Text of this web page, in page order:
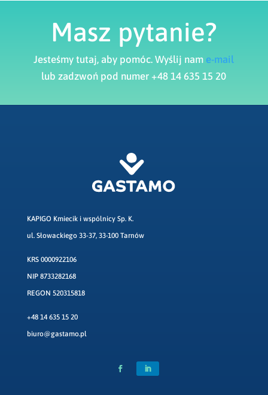
Masz pytanie?
Jesteśmy tutaj, aby pomóc. Wyślij nam e-mail
lub zadzwoń pod numer +48 14 635 15 20
KAPIGO Kmiecik i wspólnicy Sp. K.
ul. Słowackiego 33-37, 33-100 Tarnów
KRS 0000922106
NIP 8733282168
REGON 520315818
+48 14 635 15 20
biuro@gastamo.pl